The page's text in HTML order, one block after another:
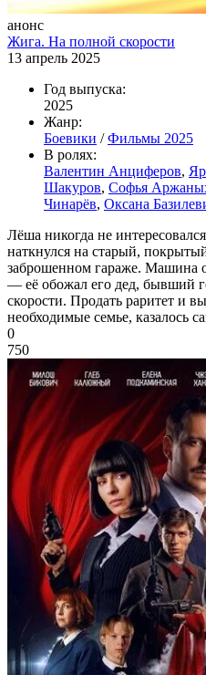
анонс
Жига. На полной скорости
13 апрель 2025
Год выпуска:
2025
Жанр:
Боевики /Фильмы 2025
В ролях:
Валентин Анциферов,
Шакуров, Софья
Чинарёв, Оксана
Лёша никогда не
наткнулся на старый,
заброшенном гараже. Машина
— её обожал его дед, бывший
скорости. Продать раритет и
необходимые семье, казалось
0
750